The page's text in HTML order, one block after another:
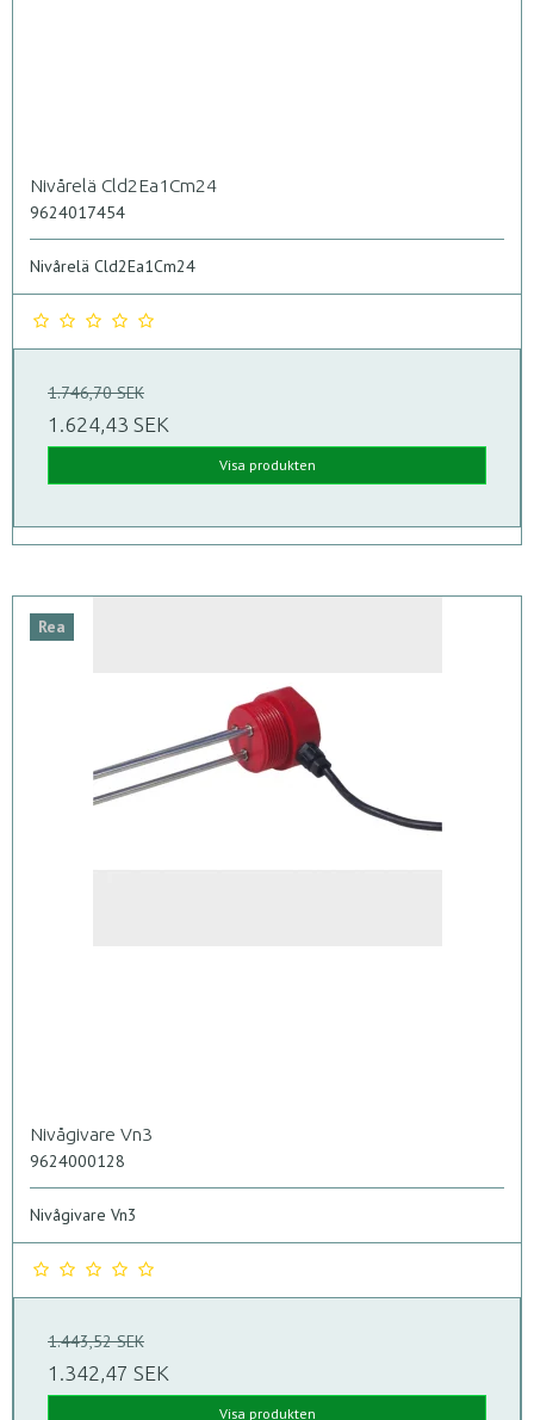
Nivårelä Cld2Ea1Cm24
9624017454
Nivårelä Cld2Ea1Cm24
1.746,70 SEK
1.624,43 SEK
Visa produkten
Rea
Nivågivare Vn3
9624000128
Nivågivare Vn3
1.443,52 SEK
1.342,47 SEK
Visa produkten